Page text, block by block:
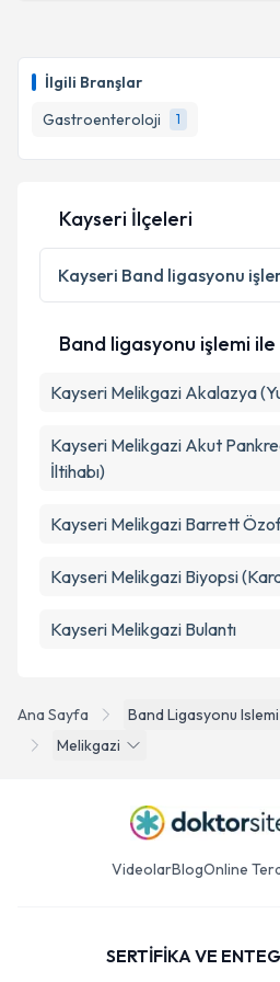
İlgili Branşlar
Gastroenteroloji
1
Ana Sayfa Band Ligasyonu Islemi
Melikgazi
Kayseri İlçeleri
Kayseri Band ligasyonu
Band ligasyonu işlemi
Kayseri Melikgazi Akalazya
Kayseri Melikgazi Akut
İltihabı)
Kayseri Melikgazi Barrett
Kayseri Melikgazi Biyopsi
Kayseri Melikgazi Bulantı
VideolarBlogOnline
SERTİFİKA VE